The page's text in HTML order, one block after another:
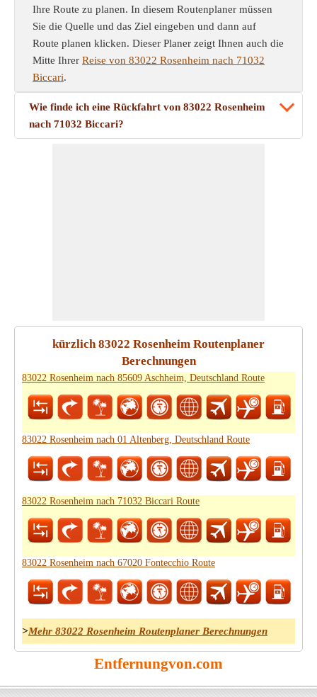
Ihre Route zu planen. In diesem Routenplaner müssen
Sie die Quelle und das Ziel eingeben und dann auf
Route planen klicken. Dieser Planer zeigt Ihnen auch die
Mitte Ihrer Reise von 83022 Rosenheim nach 71032
Biccari.
Wie finde ich eine Rückfahrt von 83022 Rosenheim
nach 71032 Biccari?
kürzlich 83022 Rosenheim Routenplaner
Berechnungen
83022 Rosenheim nach 85609 Aschheim, Deutschland Route
83022 Rosenheim nach 01 Altenberg, Deutschland Route
83022 Rosenheim nach 71032 Biccari Route
83022 Rosenheim nach 67020 Fontecchio Route
>Mehr 83022 Rosenheim Routenplaner Berechnungen
Entfernungvon.com